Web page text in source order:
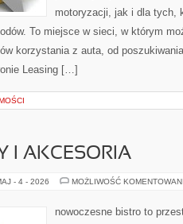
motoryzacji, jak i dla tych,
To miejsce w sieci, w którym
korzystania z auta, od
Leasing […]
I AKCESORIA
- 4 - 2026 MOŻLIWOŚĆ
nowoczesne bistro to